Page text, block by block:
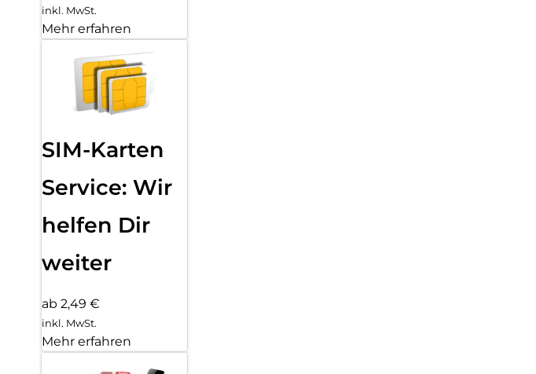
inkl. MwSt.
Mehr erfahren
SIM-Karten
Service: Wir
helfen Dir
weiter
ab 2,49 €
inkl. MwSt.
Mehr erfahren